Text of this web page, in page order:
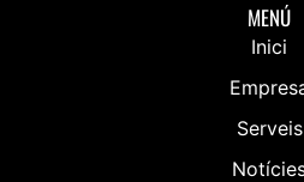
MENÚ
Inici
Serveis